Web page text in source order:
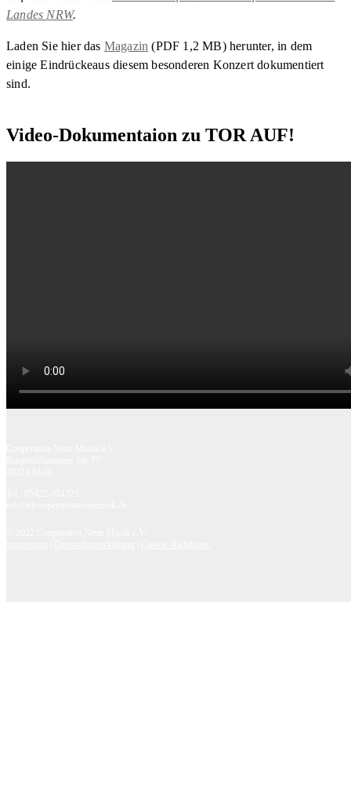
Landes NRW.
Laden Sie hier das Magazin (PDF 1,2 MB) herunter, in dem
einige Eindrückeaus diesem besonderen Konzert dokumentiert
sind.
Video-Dokumentaion zu TOR AUF!